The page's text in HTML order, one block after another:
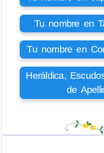
Tu nombre en
Tu nombre en
Heráldica,
de